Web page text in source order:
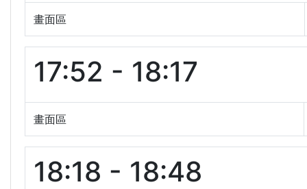
畫面區
17:52 - 18:17
畫面區
18:18 - 18:48